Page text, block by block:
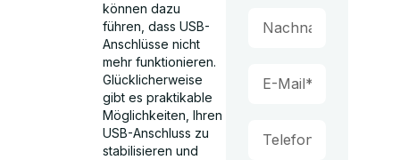
können dazu
führen, dass USB-
Anschlüsse nicht
mehr funktionieren.
Glücklicherweise
gibt es praktikable
Möglichkeiten, Ihren
USB-Anschluss zu
stabilisieren und